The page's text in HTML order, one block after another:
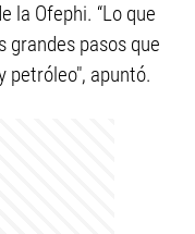
la Ofephi. “Lo que
grandes pasos que
petróleo", apuntó.